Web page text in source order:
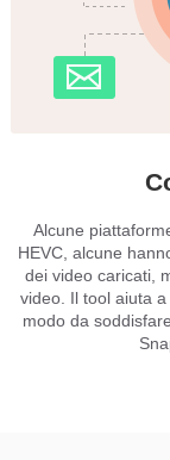
Alcune
HEVC, alcune
dei video caricati,
video. Il tool aiuta
modo da